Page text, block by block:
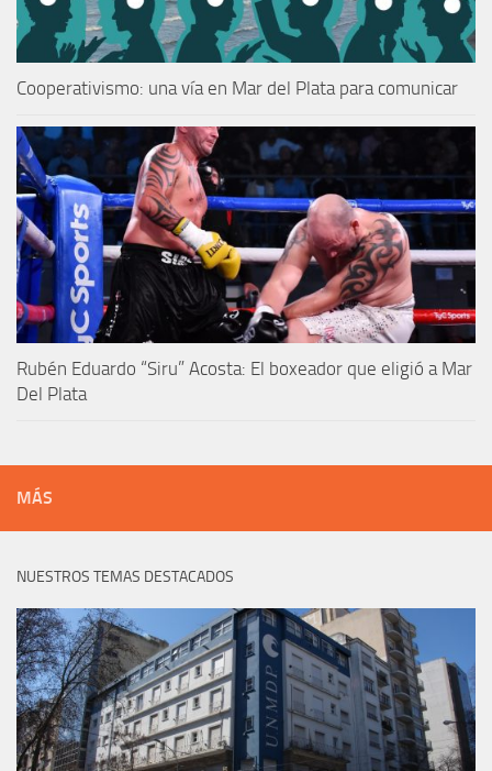
Cooperativismo: una vía en Mar del Plata para comunicar
Rubén Eduardo “Siru” Acosta: El boxeador que eligió a Mar
Del Plata
MÁS
NUESTROS TEMAS DESTACADOS